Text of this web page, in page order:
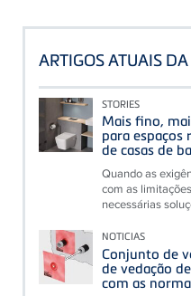
ARTIGOS ATUAIS
STORIES
Mais fino,
para espaços
de casas de
Quando as
com as
necessárias
NOTICIAS
Conjunto de
de vedação
com as